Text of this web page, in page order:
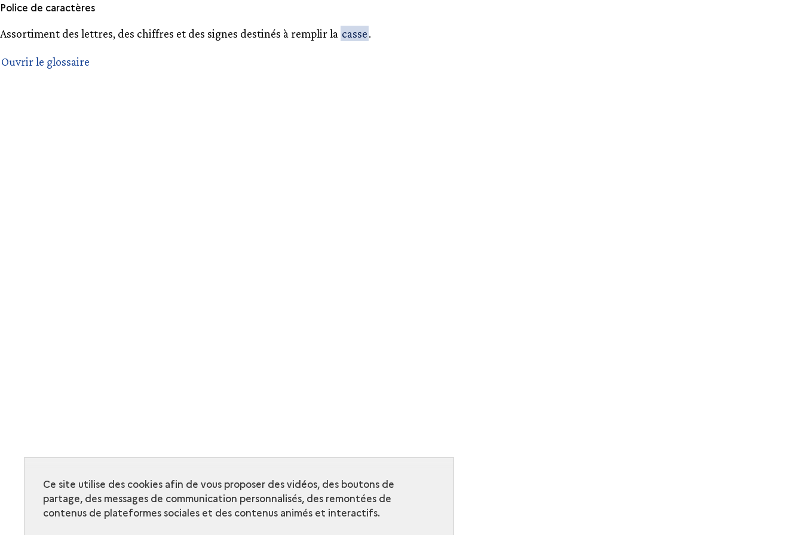
Police de caractères
Assortiment des lettres, des chiffres et des signes destinés à remplir la casse.
Ouvrir le glossaire
Ce site utilise des cookies afin de vous proposer des vidéos, des boutons de
partage, des messages de communication personnalisés, des remontées de
contenus de plateformes sociales et des contenus animés et interactifs.